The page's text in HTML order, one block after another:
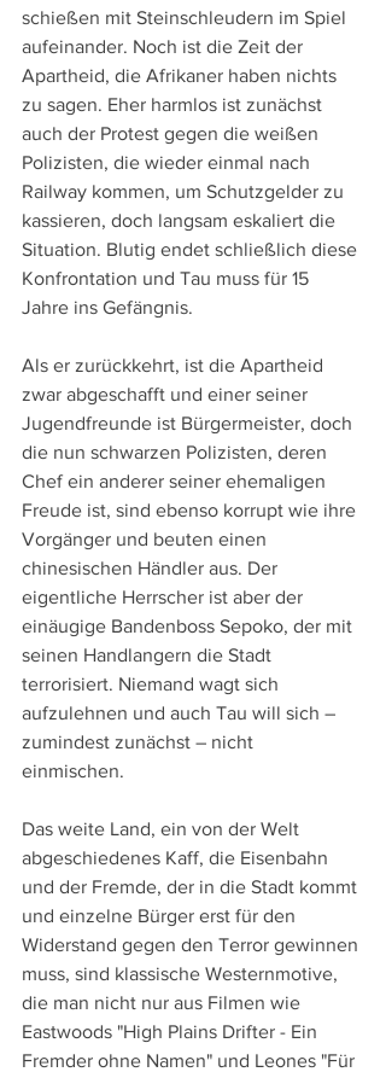
schießen mit Steinschleudern im Spiel
aufeinander. Noch ist die Zeit der
Apartheid, die Afrikaner haben nichts
zu sagen. Eher harmlos ist zunächst
auch der Protest gegen die weißen
Polizisten, die wieder einmal nach
Railway kommen, um Schutzgelder zu
kassieren, doch langsam eskaliert die
Situation. Blutig endet schließlich diese
Konfrontation und Tau muss für 15
Jahre ins Gefängnis.
Als er zurückkehrt, ist die Apartheid
zwar abgeschafft und einer seiner
Jugendfreunde ist Bürgermeister, doch
die nun schwarzen Polizisten, deren
Chef ein anderer seiner ehemaligen
Freude ist, sind ebenso korrupt wie ihre
Vorgänger und beuten einen
chinesischen Händler aus. Der
eigentliche Herrscher ist aber der
einäugige Bandenboss Sepoko, der mit
seinen Handlangern die Stadt
terrorisiert. Niemand wagt sich
aufzulehnen und auch Tau will sich –
zumindest zunächst – nicht
einmischen.
Das weite Land, ein von der Welt
abgeschiedenes Kaff, die Eisenbahn
und der Fremde, der in die Stadt kommt
und einzelne Bürger erst für den
Widerstand gegen den Terror gewinnen
muss, sind klassische Westernmotive,
die man nicht nur aus Filmen wie
Eastwoods "High Plains Drifter - Ein
Fremder ohne Namen" und Leones "Für